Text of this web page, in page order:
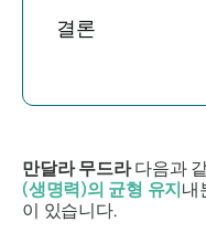
결론
만달라 무드라다음과
(생명력)의 균형 유지내
이 있습니다.